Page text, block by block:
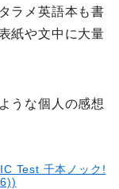
ラメ英語本も書
紙や文中に大量
うな個人の感想
Test 千本ノック!